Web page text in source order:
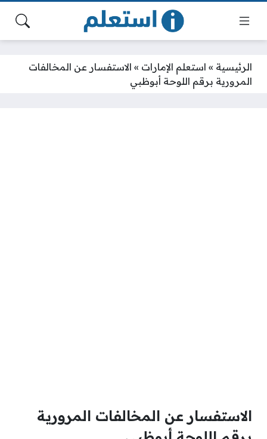
الرئيسية » استعلم الإمارات » الاستفسار عن المخالفات
المرورية برقم اللوحة أبوظبي
الاستفسار عن المخالفات المرورية